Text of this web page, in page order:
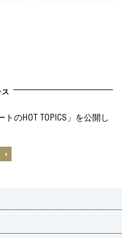
トのHOT TOPICS」を公開し